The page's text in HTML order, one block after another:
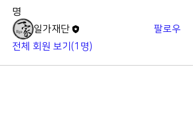
명
일가재단
팔로우
전체 회원 보기(1명)